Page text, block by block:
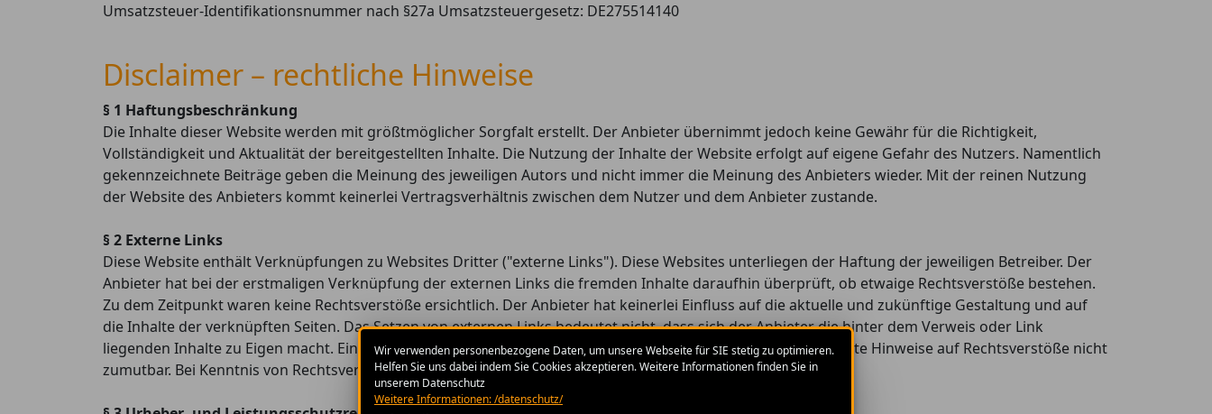
Umsatzsteuer-Identifikationsnummer nach §27a Umsatzsteuergesetz: DE275514140
Disclaimer – rechtliche Hinweise
§ 1 Haftungsbeschränkung
Die Inhalte dieser Website werden mit größtmöglicher Sorgfalt erstellt. Der Anbieter übernimmt jedoch keine Gewähr für die Richtigkeit,
Vollständigkeit und Aktualität der bereitgestellten Inhalte. Die Nutzung der Inhalte der Website erfolgt auf eigene Gefahr des Nutzers. Namentlich
gekennzeichnete Beiträge geben die Meinung des jeweiligen Autors und nicht immer die Meinung des Anbieters wieder. Mit der reinen Nutzung
der Website des Anbieters kommt keinerlei Vertragsverhältnis zwischen dem Nutzer und dem Anbieter zustande.
§ 2 Externe Links
Diese Website enthält Verknüpfungen zu Websites Dritter ("externe Links"). Diese Websites unterliegen der Haftung der jeweiligen Betreiber. Der
Anbieter hat bei der erstmaligen Verknüpfung der externen Links die fremden Inhalte daraufhin überprüft, ob etwaige Rechtsverstöße bestehen.
Zu dem Zeitpunkt waren keine Rechtsverstöße ersichtlich. Der Anbieter hat keinerlei Einfluss auf die aktuelle und zukünftige Gestaltung und auf
die Inhalte der verknüpften Seiten. Das Setzen von externen Links bedeutet nicht, dass sich der Anbieter die hinter dem Verweis oder Link
liegenden Inhalte zu Eigen macht. Eine ständige Kontrolle der externen Links ist für den Anbieter ohne konkrete Hinweise auf Rechtsverstöße nicht
zumutbar. Bei Kenntnis von Rechtsverstößen werden jedoch derartige externe Links unverzüglich gelöscht.
Wir verwenden personenbezogene Daten, um unsere Webseite für SIE stetig zu optimieren.
Helfen Sie uns dabei indem Sie Cookies akzeptieren. Weitere Informationen finden Sie in
unserem Datenschutz
Weitere Informationen: /datenschutz/